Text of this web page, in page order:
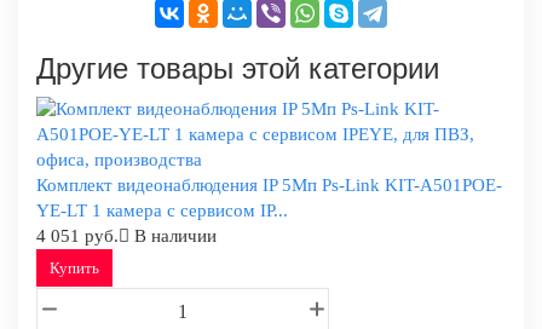
Другие товары этой категории
Комплект видеонаблюдения IP 5Мп Ps-Link KIT-A501POE-
YE-LT 1 камера с сервисом IP...
4 051 руб.
В наличии
Купить